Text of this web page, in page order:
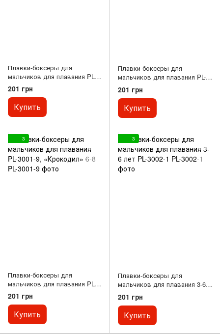
Плавки-боксеры для
мальчиков для плавания PL-
3001-7 6-8
201 грн
Купить
Плавки-боксеры для
мальчиков для плавания PL-
3001-8 6-8
201 грн
Купить
3
Плавки-боксеры для
мальчиков для плавания PL-
3001-9, «Крокодил» 6-8
201 грн
Купить
3
Плавки-боксеры для
мальчиков для плавания 3-6
лет PL-3002-1
201 грн
Купить